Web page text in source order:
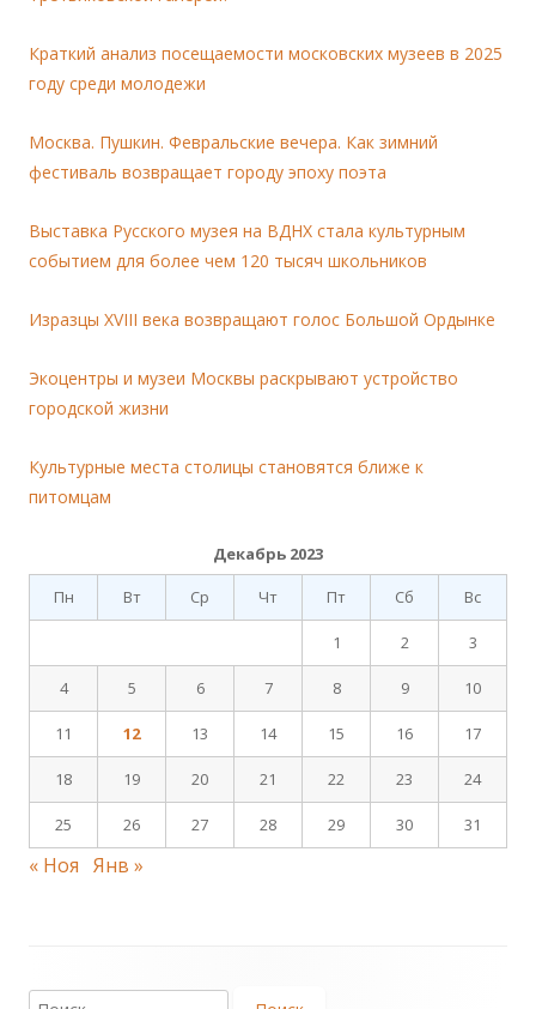
Краткий анализ посещаемости московских музеев в 2025
году среди молодежи
Москва. Пушкин. Февральские вечера. Как зимний
фестиваль возвращает городу эпоху поэта
Выставка Русского музея на ВДНХ стала культурным
событием для более чем 120 тысяч школьников
Изразцы XVIII века возвращают голос Большой Ордынке
Экоцентры и музеи Москвы раскрывают устройство
городской жизни
Культурные места столицы становятся ближе к
питомцам
Декабрь 2023
Пн
Вт Ср Чт Пт Сб Вс
1 2 3
4 5 6 7 8 9 10
11 12 13 14 15 16 17
18 19 20 21 22 23 24
25 26 27 28 29 30 31
« Ноя Янв »
Найти: